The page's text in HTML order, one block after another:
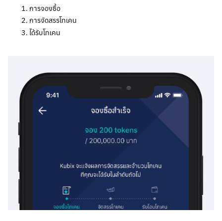
การจองซื้อ
การจัดสรรโทเคน
ได้รับโทเคน